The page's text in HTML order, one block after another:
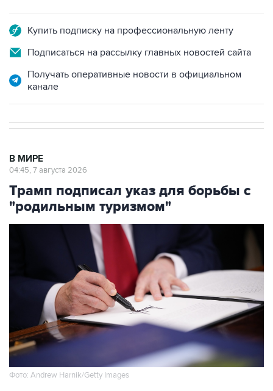
Купить подписку на профессиональную ленту
Подписаться на рассылку главных новостей сайта
Получать оперативные новости в официальном
канале
В МИРЕ
04:45, 7 августа 2026
Трамп подписал указ для борьбы с
"родильным туризмом"
Фото: Andrew Harnik/Getty Images